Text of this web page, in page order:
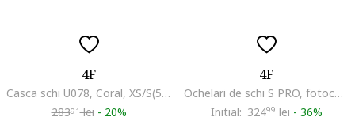
4F
Casca schi U078, Coral, XS/S(52-56CM)
28391lei - 20%
4F
Ochelari de schi S PRO, fotochromatici, polari, negri, universal
Initial: 32499 lei - 36%